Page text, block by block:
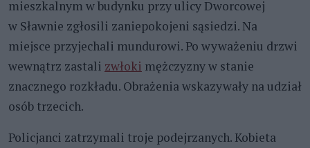
mieszkalnym w budynku przy ulicy Dworcowej
w Sławnie zgłosili zaniepokojeni sąsiedzi. Na
miejsce przyjechali mundurowi. Po wyważeniu drzwi
wewnątrz zastali zwłoki mężczyzny w stanie
znacznego rozkładu. Obrażenia wskazywały na udział
osób trzecich.
Policjanci zatrzymali troje podejrzanych. Kobieta